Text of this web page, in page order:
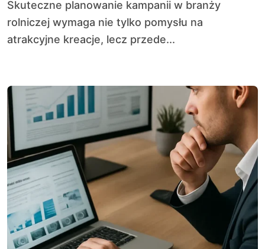
Skuteczne planowanie kampanii w branży
rolniczej wymaga nie tylko pomysłu na
atrakcyjne kreacje, lecz przede...